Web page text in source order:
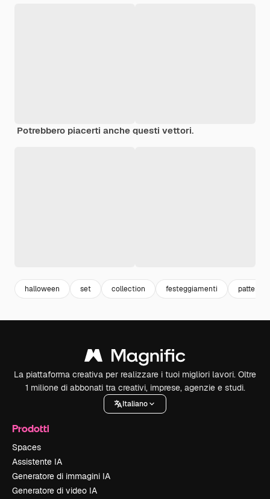
Potrebbero piacerti anche questi vettori.
halloween set collection festeggiamenti pattern
La piattaforma creativa per realizzare i tuoi migliori lavori. Oltre
1 milione di abbonati tra creativi, imprese, agenzie e studi.
Italiano
Prodotti
Spaces
Assistente IA
Generatore di immagini IA
Generatore di video IA